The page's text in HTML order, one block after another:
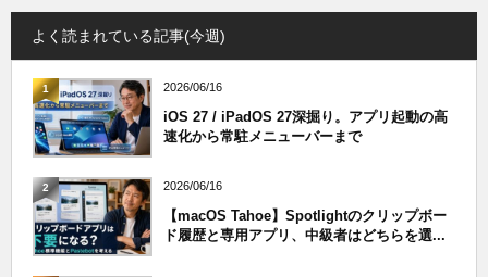
よく読まれている記事(今週)
1 2026/06/16
iOS 27 / iPadOS 27深掘り。アプリ起動の高
速化から常駐メニューバーまで
2 2026/06/16
【macOS Tahoe】Spotlightのクリップボー
ド履歴と専用アプリ、中級者はどちらを選...